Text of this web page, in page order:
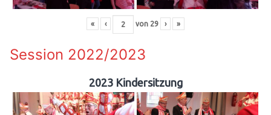
« ‹ von 29 › »
Session 2022/2023
2023 Kindersitzung